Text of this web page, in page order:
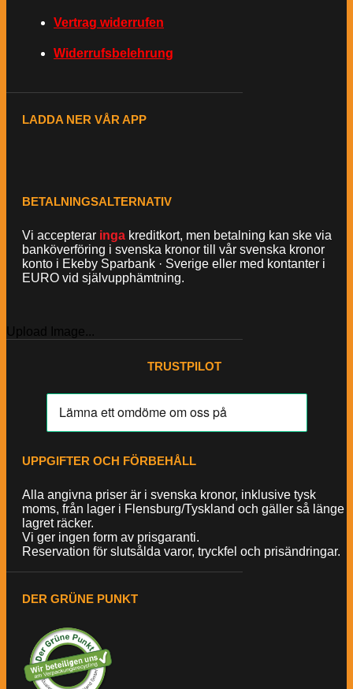
Vertrag widerrufen
Widerrufsbelehrung
LADDA NER VÅR APP
BETALNINGSALTERNATIV
Vi accepterar inga kreditkort, men betalning kan ske via
banköverföring i svenska kronor till vår svenska kronor
konto i Ekeby Sparbank · Sverige eller med kontanter i
EURO vid självupphämtning.
Upload Image...
TRUSTPILOT
UPPGIFTER OCH FÖRBEHÅLL
Alla angivna priser är i svenska kronor, inklusive tysk
moms, från lager i Flensburg/Tyskland och gäller så länge
lagret räcker.
Vi ger ingen form av prisgaranti.
Reservation för slutsålda varor, tryckfel och prisändringar.
DER GRÜNE PUNKT